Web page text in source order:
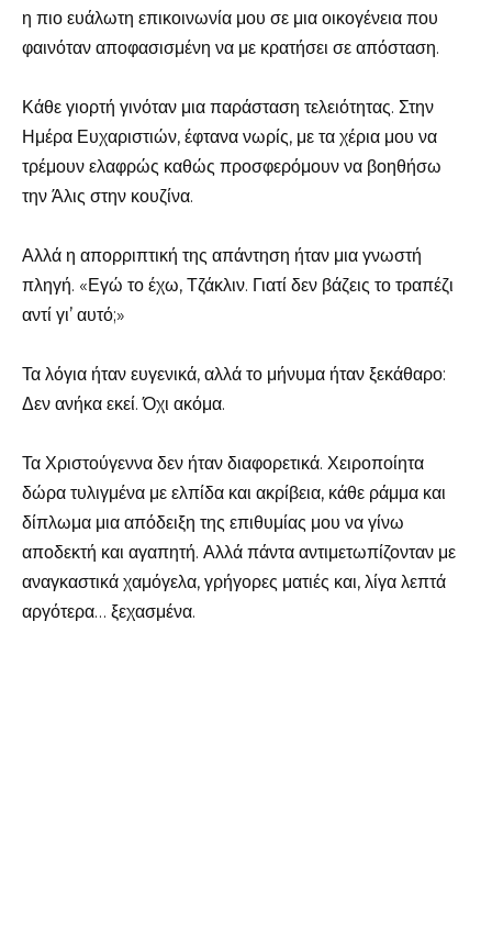
η πιο ευάλωτη επικοινωνία μου σε μια οικογένεια που
φαινόταν αποφασισμένη να με κρατήσει σε απόσταση.
Κάθε γιορτή γινόταν μια παράσταση τελειότητας. Στην
Ημέρα Ευχαριστιών, έφτανα νωρίς, με τα χέρια μου να
τρέμουν ελαφρώς καθώς προσφερόμουν να βοηθήσω
την Άλις στην κουζίνα.
Αλλά η απορριπτική της απάντηση ήταν μια γνωστή
πληγή. «Εγώ το έχω, Τζάκλιν. Γιατί δεν βάζεις το τραπέζι
αντί γι’ αυτό;»
Τα λόγια ήταν ευγενικά, αλλά το μήνυμα ήταν ξεκάθαρο:
Δεν ανήκα εκεί. Όχι ακόμα.
Τα Χριστούγεννα δεν ήταν διαφορετικά. Χειροποίητα
δώρα τυλιγμένα με ελπίδα και ακρίβεια, κάθε ράμμα και
δίπλωμα μια απόδειξη της επιθυμίας μου να γίνω
αποδεκτή και αγαπητή. Αλλά πάντα αντιμετωπίζονταν με
αναγκαστικά χαμόγελα, γρήγορες ματιές και, λίγα λεπτά
αργότερα… ξεχασμένα.